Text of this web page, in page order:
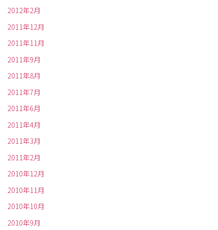
2012年2月
2011年12月
2011年11月
2011年9月
2011年8月
2011年7月
2011年6月
2011年4月
2011年3月
2011年2月
2010年12月
2010年11月
2010年10月
2010年9月